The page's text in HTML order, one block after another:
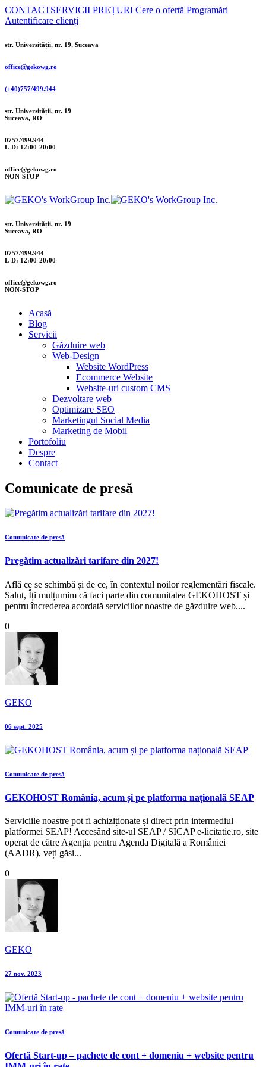
CONTACTSERVICII PREȚURI Cere o ofertă Programări
Autentificare clienți
str. Universității, nr. 19, Suceava
office@gekowg.ro
(+40)757/499.944
str. Universității, nr. 19
Suceava, RO
0757/499.944
L-D: 12:00-20:00
office@gekowg.ro
NON-STOP
str. Universității, nr. 19
Suceava, RO
0757/499.944
L-D: 12:00-20:00
office@gekowg.ro
NON-STOP
Acasă
Blog
Servicii
Găzduire web
Web-Design
Website WordPress
Ecommerce Website
Website-uri custom CMS
Dezvoltare web
Optimizare SEO
Marketingul Social Media
Marketing de Mobil
Portofoliu
Despre
Contact
Comunicate de presă
Comunicate de presă
Pregătim actualizări tarifare din 2027!
Află ce se schimbă și de ce, în contextul noilor reglementări fiscale.
Salut, Îți mulțumim că faci parte din comunitatea GEKOHOST și
pentru încrederea acordată serviciilor noastre de găzduire web....
0
GEKO
06 sept. 2025
Comunicate de presă
GEKOHOST România, acum și pe platforma națională SEAP
Serviciile noastre pot fi achiziționate și direct prin intermediul
platformei SEAP! Accesând site-ul SEAP / SICAP e-licitatie.ro, site
operat de către Agenția pentru Agenda Digitală a României
(AADR), veți găsi...
0
GEKO
27 nov. 2023
Comunicate de presă
Ofertă Start-up – pachete de cont + domeniu + website pentru